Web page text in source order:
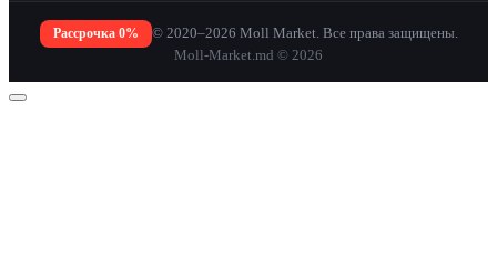
Рассрочка 0%
© 2020–2026 Moll Market. Все права защищены.
Moll-Market.md © 2026